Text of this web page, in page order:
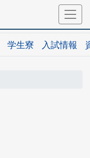
学生寮 入試情報